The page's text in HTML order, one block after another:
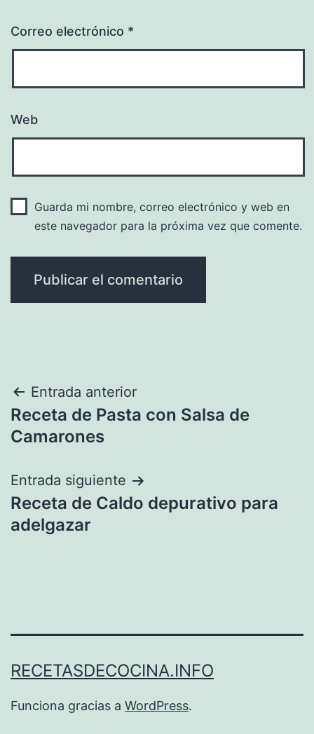
Correo electrónico *
Web
Guarda mi nombre, correo electrónico y web en
este navegador para la próxima vez que comente.
Navegación
de
Entrada anterior
Receta de Pasta con Salsa de
Camarones
Entrada siguiente
Receta de Caldo depurativo para
adelgazar
RECETASDECOCINA.INFO
Funciona gracias a WordPress.